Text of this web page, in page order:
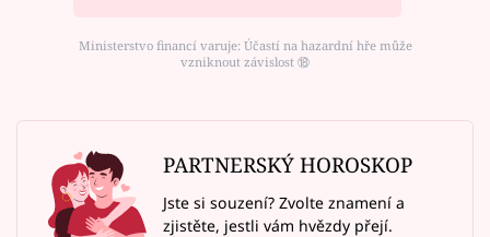
Ministerstvo financí varuje: Účastí na hazardní hře může
vzniknout závislost ⑱
PARTNERSKÝ HOROSKOP
Jste si souzení? Zvolte znamení a
zjistěte, jestli vám hvězdy přejí.